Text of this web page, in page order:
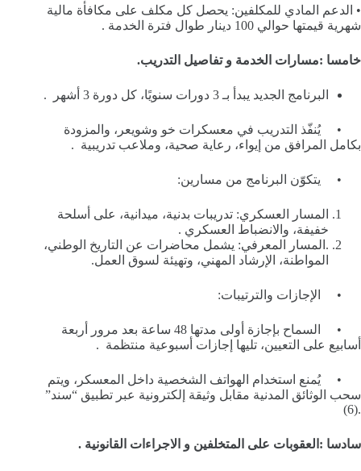
• الدعم المادي للمكلفين: يحصل كل مكلف على مكافأة مالية
شهرية قيمتها حوالي 100 دينار طوال فترة الخدمة .
خامسا :مسارات الخدمة و تفاصيل التدريب.
البرنامج الجديد يبدأ بـ 3 دورات سنويًا، كل دورة 3 أشهر .
• يُنفّذ التدريب في معسكرات خو وشويعر، والمزودة
بكامل المرافق من إيواء، رعاية صحية، وملاعب تدريبية .
• يتكوّن البرنامج من مسارين:
المسار العسكري: تدريبات بدنية، ميدانية، على أسلحة
خفيفة، والانضباط العسكري .
.المسار المعرفي: يشمل محاضرات عن التاريخ الوطني،
المواطنة، الإرشاد المهني، وتهيئة لسوق العمل.
• الإجازات والترتيبات:
• السماح بإجازة أولى مدتها 48 ساعة بعد مرور أربعة
أسابيع على التعيين، تليها إجازات أسبوعية منتظمة .
• يُمنع استخدام الهواتف الشخصية داخل المعسكر، ويتم
سحب الوثائق المدنية مقابل وثيقة إلكترونية عبر تطبيق “سند”
.(6)
سادسا :العقوبات على المتخلفين و الاجراءات القانونية .